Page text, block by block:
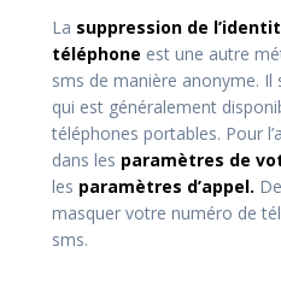
La suppression de
téléphone est une autre
sms de manière anonyme. Il
qui est généralement
téléphones portables. Pour
dans les paramètres de
les paramètres d’appel.
masquer votre numéro de
sms.